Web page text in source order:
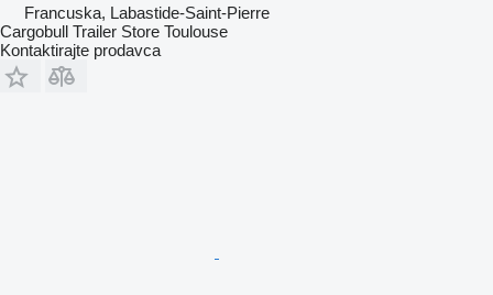
Francuska, Labastide-Saint-Pierre
Cargobull Trailer Store Toulouse
Kontaktirajte prodavca